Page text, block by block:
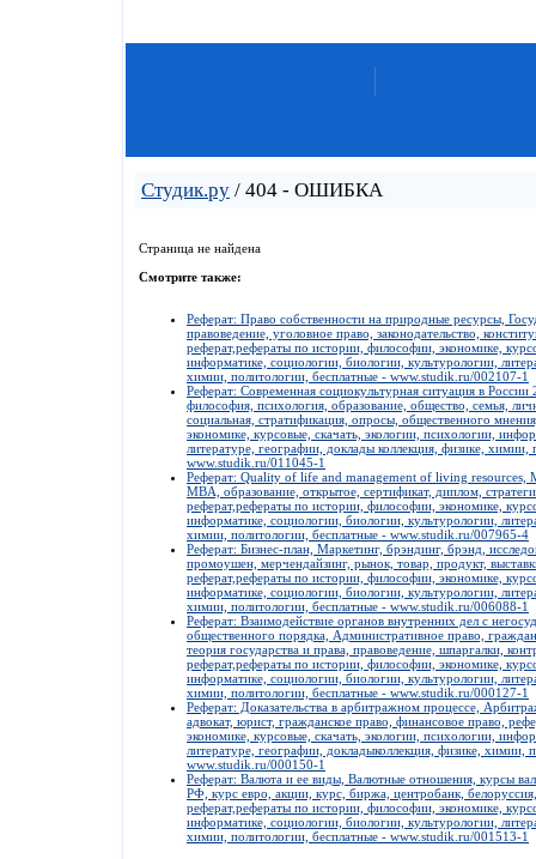
Студик.ру / 404 - ОШИБКА
Страница не найдена
Смотрите также:
Реферат: Право собственности на природные ресурсы,
правоведение, уголовное право, законодательство,
реферат,рефераты по истории, философии, экономике,
информатике, социологии, биологии, культурологии,
химии, политологии, бесплатные - www.studik.ru/002107-1
Реферат: Современная социокультурная ситуация в
философия, психология, образование, общество, семья,
социальная, стратификация, опросы, общественного
экономике, курсовые, скачать, экологии, психологии,
литературе, географии, доклады коллекция, физике, химии,
www.studik.ru/011045-1
Реферат: Quality of life and management of living resources,
MBA, образование, открытое, сертификат, диплом,
реферат,рефераты по истории, философии, экономике,
информатике, социологии, биологии, культурологии,
химии, политологии, бесплатные - www.studik.ru/007965-4
Реферат: Бизнес-план, Маркетинг, брэндинг, брэнд,
промоушен, мерчендайзинг, рынок, товар, продукт,
реферат,рефераты по истории, философии, экономике,
информатике, социологии, биологии, культурологии,
химии, политологии, бесплатные - www.studik.ru/006088-1
Реферат: Взаимодействие органов внутренних дел с
общественного порядка, Административное право,
теория государства и права, правоведение, шпаргалки,
реферат,рефераты по истории, философии, экономике,
информатике, социологии, биологии, культурологии,
химии, политологии, бесплатные - www.studik.ru/000127-1
Реферат: Доказательства в арбитражном процессе,
адвокат, юрист, гражданское право, финансовое право,
экономике, курсовые, скачать, экологии, психологии,
литературе, географии, докладыколлекция, физике, химии,
www.studik.ru/000150-1
Реферат: Валюта и ее виды, Валютные отношения, курсы
РФ, курс евро, акции, курс, биржа, центробанк,
реферат,рефераты по истории, философии, экономике,
информатике, социологии, биологии, культурологии,
химии, политологии, бесплатные - www.studik.ru/001513-1